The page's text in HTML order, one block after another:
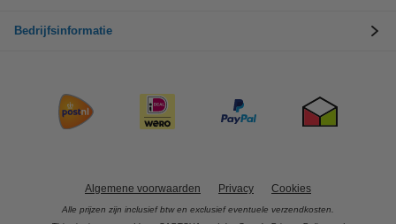
Bedrijfsinformatie
Algemene voorwaarden Privacy Cookies
Alle prijzen zijn inclusief btw en exclusief eventuele verzendkosten.